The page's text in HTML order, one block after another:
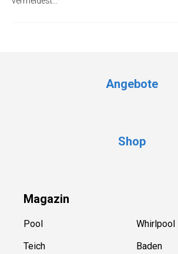
Angebote
Shop
Magazin
Pool
Teich
Whirlpool
Baden